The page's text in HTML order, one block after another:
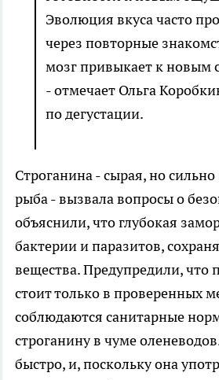
Эволюция вкуса часто
через повторные
мозг привыкает к новым
- отмечает Ольга
по дегустации.
Строганина - сырая, но
рыба - вызвала вопросы о
объяснили, что глубокая
бактерии и паразитов,
вещества. Предупредили, что
стоит только в проверенных
соблюдаются санитарные
строганину в чуме
быстро, и, поскольку она